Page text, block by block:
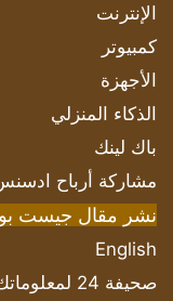
الإنترنت
كمبيوتر
الأجهزة
الذكاء المنزلي
باك لينك
مشاركة أرباح
نشر مقال جيست
English
صحيفة 24 لمعلوماتك